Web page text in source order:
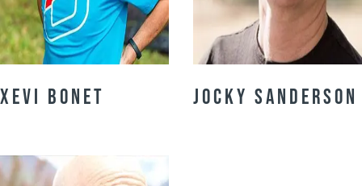
Xevi Bonet Jocky Sanderson